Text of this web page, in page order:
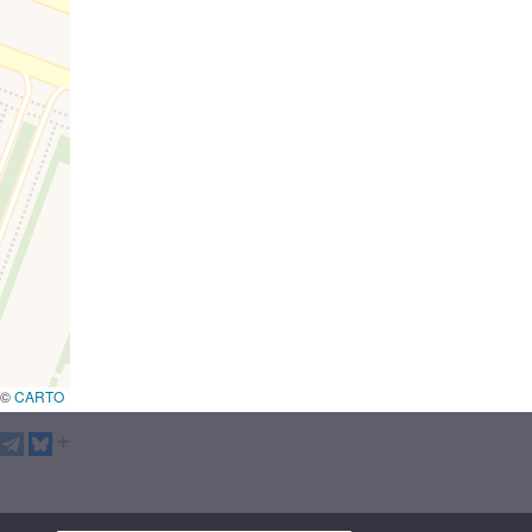
©CARTO